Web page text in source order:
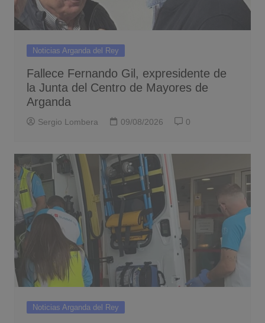
Noticias Arganda del Rey
Fallece Fernando Gil, expresidente de
la Junta del Centro de Mayores de
Arganda
Sergio Lombera 09/08/2026 0
Noticias Arganda del Rey